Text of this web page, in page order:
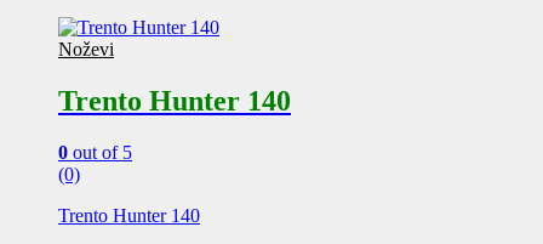
Noževi
Trento Hunter 140
0 out of 5
(0)
Trento Hunter 140